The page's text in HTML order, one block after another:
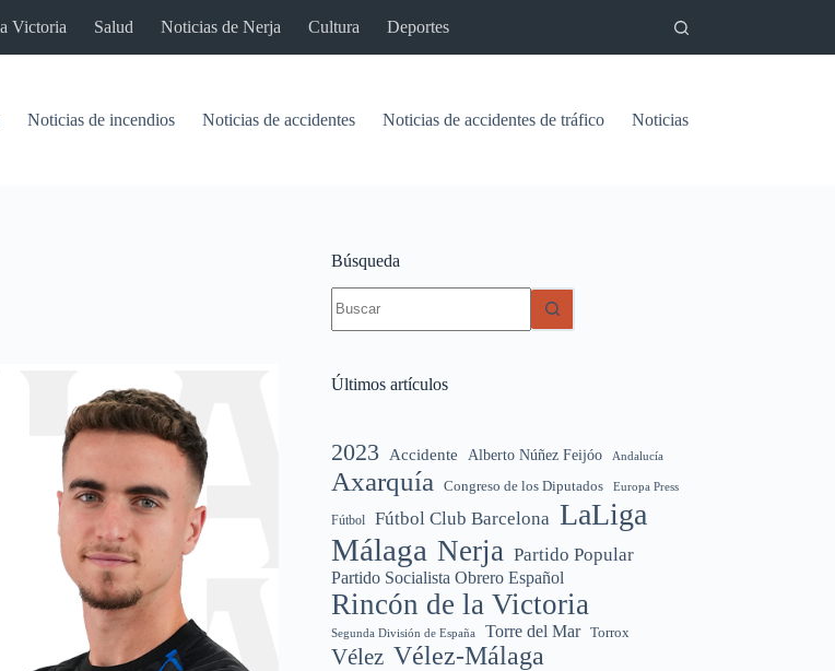
Victoria Salud Noticias de Nerja Cultura Deportes
Noticias de incendios Noticias de accidentes Noticias de accidentes de tráfico Noticias del pantano de
Búsqueda
resultados
Últimos artículos
2023 Accidente Alberto Núñez Feijóo Andalucía
Axarquía Congreso de los Diputados Europa Press
Fútbol Fútbol Club Barcelona LaLiga
Málaga Nerja Partido Popular
Partido Socialista Obrero Español
Rincón de la Victoria
Segunda División de España Torre del Mar Torrox
Vélez Vélez-Málaga